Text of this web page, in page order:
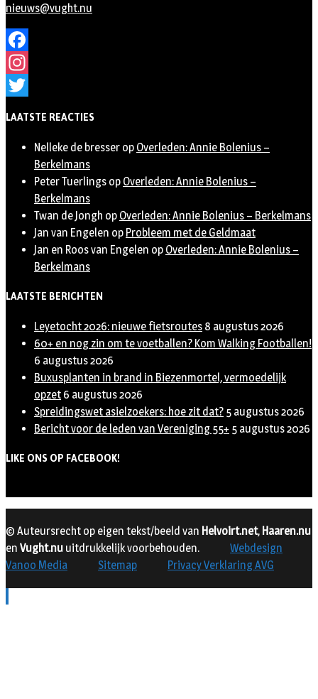
nieuws@vught.nu
Facebook
Instagram
LAATSTE REACTIES
Nelleke de bresser op Overleden: Annie Bolenius –
Berkelmans
Peter Tuerlings op Overleden: Annie Bolenius –
Berkelmans
Twan de Jongh op Overleden: Annie Bolenius – Berkelmans
Jan van Engelen op Probleem met de Geldmaat
Jan en Roos van Engelen op Overleden: Annie Bolenius –
Berkelmans
LAATSTE BERICHTEN
Leyetocht 2026: nieuwe fietsroutes 8 augustus 2026
60+ en nog zin om te voetballen? Kom Walking Footballen!
6 augustus 2026
Buxusplanten in brand in Biezenmortel, vermoedelijk
opzet 6 augustus 2026
Spreidingswet asielzoekers: hoe zit dat? 5 augustus 2026
Bericht voor de leden van Vereniging 55+ 5 augustus 2026
LIKE ONS OP FACEBOOK!
© Auteursrecht op eigen tekst/beeld van Helvoirt.net, Haaren.nu
en Vught.nu uitdrukkelijk voorbehouden.
Webdesign
Vanoo Media
Sitemap Privacy Verklaring AVG